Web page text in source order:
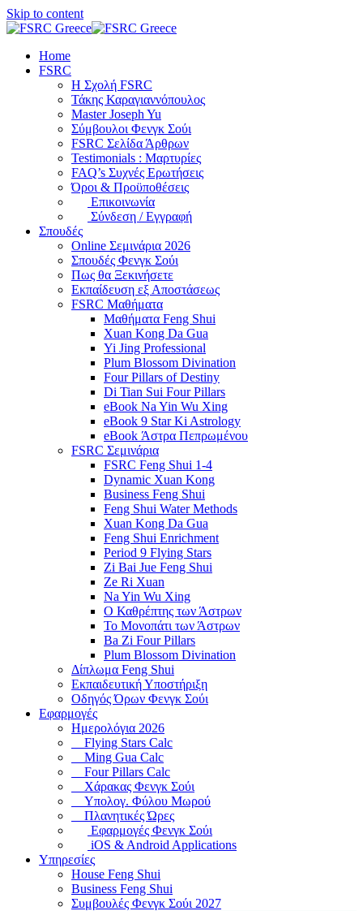
Skip to content
Home
FSRC
Η Σχολή FSRC
Τάκης Καραγιαννόπουλος
Master Joseph Yu
Σύμβουλοι Φενγκ Σούι
FSRC Σελίδα Άρθρων
Testimonials : Μαρτυρίες
FAQ’s Συχνές Ερωτήσεις
Όροι & Προϋποθέσεις
Επικοινωνία
Σύνδεση / Εγγραφή
Σπουδές
Online Σεμινάρια 2026
Σπουδές Φενγκ Σούι
Πως θα Ξεκινήσετε
Εκπαίδευση εξ Αποστάσεως
FSRC Μαθήματα
Μαθήματα Feng Shui
Xuan Kong Da Gua
Yi Jing Professional
Plum Blossom Divination
Four Pillars of Destiny
Di Tian Sui Four Pillars
eBook Na Yin Wu Xing
eBook 9 Star Ki Astrology
eBook Άστρα Πεπρωμένου
FSRC Σεμινάρια
FSRC Feng Shui 1-4
Dynamic Xuan Kong
Business Feng Shui
Feng Shui Water Methods
Xuan Kong Da Gua
Feng Shui Enrichment
Period 9 Flying Stars
Zi Bai Jue Feng Shui
Ze Ri Xuan
Na Yin Wu Xing
Ο Καθρέπτης των Άστρων
Το Μονοπάτι των Άστρων
Ba Zi Four Pillars
Plum Blossom Divination
Δίπλωμα Feng Shui
Εκπαιδευτική Υποστήριξη
Οδηγός Όρων Φενγκ Σούι
Εφαρμογές
Ημερολόγια 2026
Flying Stars Calc
Ming Gua Calc
Four Pillars Calc
Χάρακας Φενγκ Σούι
Υπολογ. Φύλου Μωρού
Πλανητικές Ώρες
Εφαρμογές Φενγκ Σούι
iOS & Android Applications
Υπηρεσίες
House Feng Shui
Business Feng Shui
Συμβουλές Φενγκ Σούι 2027